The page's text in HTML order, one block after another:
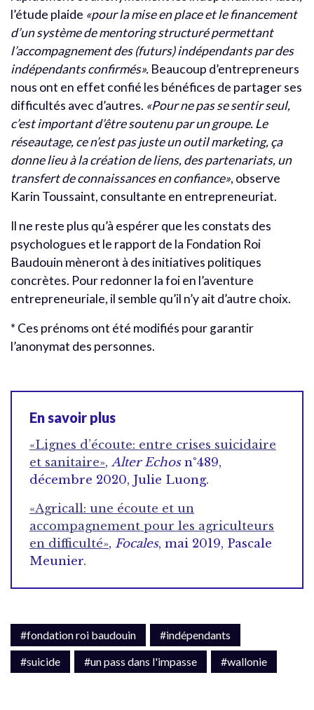
l’étude plaide «pour la mise en place et le financement
d’un système de mentoring structuré permettant
l’accompagnement des (futurs) indépendants par des
indépendants confirmés». Beaucoup d’entrepreneurs
nous ont en effet confié les bénéfices de partager ses
difficultés avec d’autres. «Pour ne pas se sentir seul,
c’est important d’être soutenu par un groupe. Le
réseautage, ce n’est pas juste un outil marketing, ça
donne lieu à la création de liens, des partenariats, un
transfert de connaissances en confiance», observe
Karin Toussaint, consultante en entrepreneuriat.
Il ne reste plus qu’à espérer que les constats des
psychologues et le rapport de la Fondation Roi
Baudouin mèneront à des initiatives politiques
concrètes. Pour redonner la foi en l’aventure
entrepreneuriale, il semble qu’il n’y ait d’autre choix.
* Ces prénoms ont été modifiés pour garantir
l’anonymat des personnes.
En savoir plus
«Lignes d’écoute: entre crises suicidaire
et sanitaire», Alter Echosn°489,
décembre 2020, Julie Luong.
«Agricall: une écoute et un
accompagnement pour les agriculteurs
en difficulté», Focales, mai 2019, Pascale
Meunier.
#fondation roi baudouin
#indépendants
#suicide
#un pass dans l'impasse #wallonie